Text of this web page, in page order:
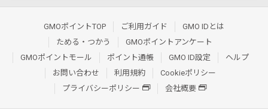
GMOポイントTOP ご利用ガイド
GMO IDとは
ためる・つかう
GMOポイントアンケート
GMOポイントモール
ポイント通帳 GMO ID設定
ヘルプ
お問い合わせ
利用規約
Cookieポリシー
プライバシーポリシー
会社概要